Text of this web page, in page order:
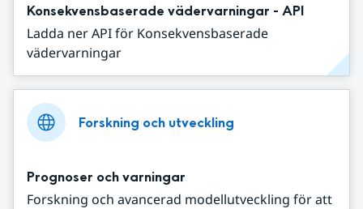
Konsekvensbaserade vädervarningar - API
Ladda ner API för Konsekvensbaserade
vädervarningar
Forskning och utveckling
Prognoser och varningar
Forskning och avancerad modellutveckling för att